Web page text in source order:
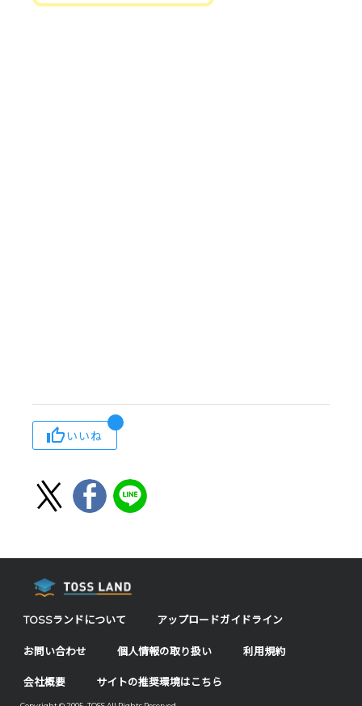
いいね
TOSSランドについて アップロードガイドライン
お問い合わせ 個人情報の取り扱い 利用規約
会社概要 サイトの推奨環境はこちら